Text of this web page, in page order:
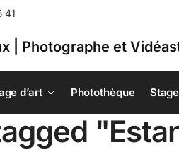
41
| Photographe et
d’art Photothèque